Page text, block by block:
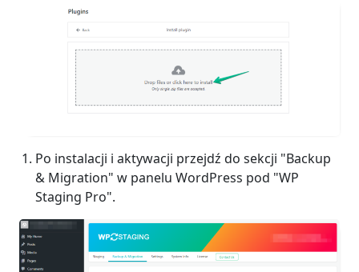
Po instalacji i aktywacji przejdź do sekcji "Backup
& Migration" w panelu WordPress pod "WP
Staging Pro".